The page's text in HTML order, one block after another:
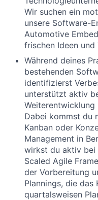
Wir suchen ein
unsere Software-
Automotive
frischen Ideen
Während deines
bestehenden
identifizierst
unterstützt aktiv
Weiterentwicklung
Dabei kommst du
Kanban oder
Management in
wirkst du aktiv bei
Scaled Agile
der Vorbereitung
Plannings, die das
quartalsweisen